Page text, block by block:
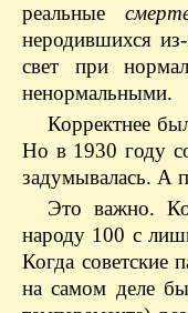
реальные
неродившихся
свет при
ненормальными.
Корректнее
Но в 1930 году
задумывалась. А
Это важно.
народу 100 с
Когда советские
на самом деле